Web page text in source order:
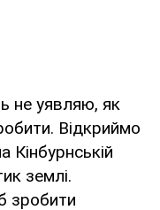
не уявляю, як
Відкриймо
Кінбурнській
землі.
зробити